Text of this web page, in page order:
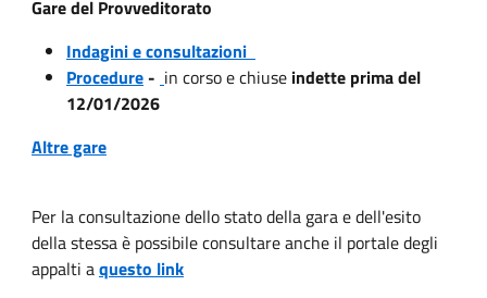
Gare del Provveditorato
Indagini e consultazioni
Procedure- in corso e chiuse indette prima del
12/01/2026
Altre gare
Per la consultazione dello stato della gara e dell'esito
della stessa è possibile consultare anche il portale degli
appalti aquesto link